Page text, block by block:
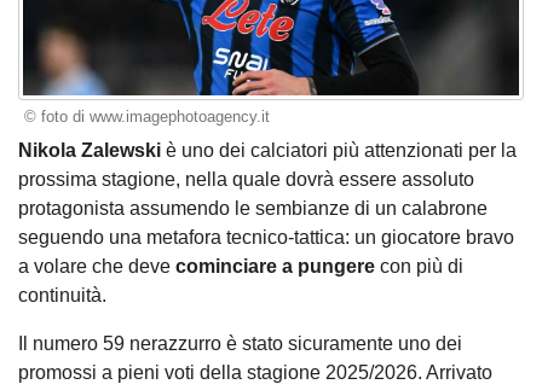
© foto di www.imagephotoagency.it
Nikola Zalewski è uno dei calciatori più attenzionati per la
prossima stagione, nella quale dovrà essere assoluto
protagonista assumendo le sembianze di un calabrone
seguendo una metafora tecnico-tattica: un giocatore bravo
a volare che deve cominciare a pungere con più di
continuità.
Il numero 59 nerazzurro è stato sicuramente uno dei
promossi a pieni voti della stagione 2025/2026. Arrivato